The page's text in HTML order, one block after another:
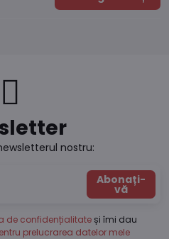
nostru:
Abonați-
vă
de confidențialitate și îmi dau
prelucrarea datelor mele